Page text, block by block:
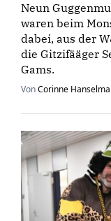
Neun
waren beim
dabei, aus der
die Gitzifääger
Gams.
VonCorinne